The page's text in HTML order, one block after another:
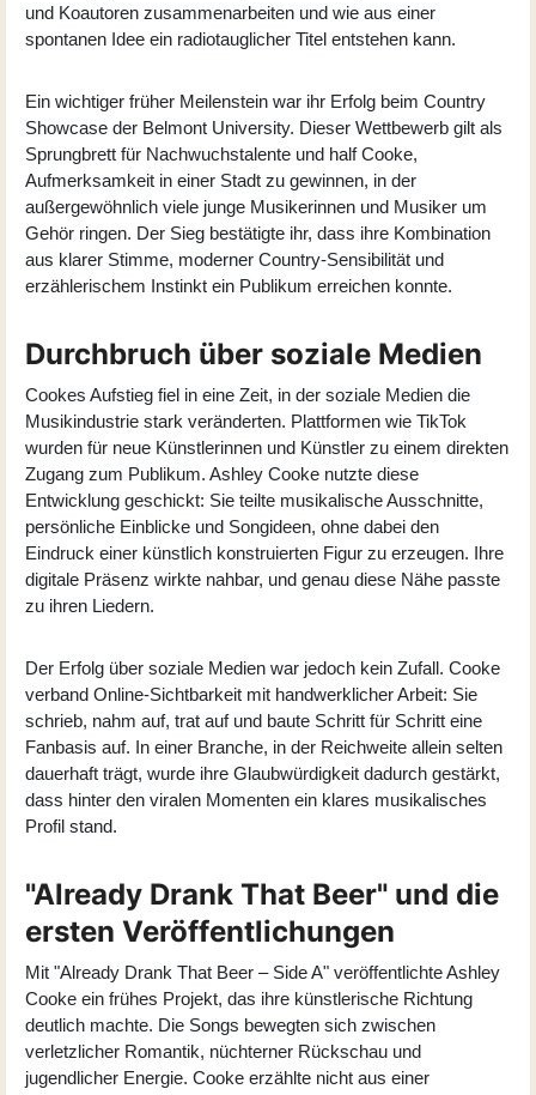
und Koautoren zusammenarbeiten und wie aus einer
spontanen Idee ein radiotauglicher Titel entstehen kann.
Ein wichtiger früher Meilenstein war ihr Erfolg beim Country
Showcase der Belmont University. Dieser Wettbewerb gilt als
Sprungbrett für Nachwuchstalente und half Cooke,
Aufmerksamkeit in einer Stadt zu gewinnen, in der
außergewöhnlich viele junge Musikerinnen und Musiker um
Gehör ringen. Der Sieg bestätigte ihr, dass ihre Kombination
aus klarer Stimme, moderner Country-Sensibilität und
erzählerischem Instinkt ein Publikum erreichen konnte.
Durchbruch über soziale Medien
Cookes Aufstieg fiel in eine Zeit, in der soziale Medien die
Musikindustrie stark veränderten. Plattformen wie TikTok
wurden für neue Künstlerinnen und Künstler zu einem direkten
Zugang zum Publikum. Ashley Cooke nutzte diese
Entwicklung geschickt: Sie teilte musikalische Ausschnitte,
persönliche Einblicke und Songideen, ohne dabei den
Eindruck einer künstlich konstruierten Figur zu erzeugen. Ihre
digitale Präsenz wirkte nahbar, und genau diese Nähe passte
zu ihren Liedern.
Der Erfolg über soziale Medien war jedoch kein Zufall. Cooke
verband Online-Sichtbarkeit mit handwerklicher Arbeit: Sie
schrieb, nahm auf, trat auf und baute Schritt für Schritt eine
Fanbasis auf. In einer Branche, in der Reichweite allein selten
dauerhaft trägt, wurde ihre Glaubwürdigkeit dadurch gestärkt,
dass hinter den viralen Momenten ein klares musikalisches
Profil stand.
"Already Drank That Beer" und die
ersten Veröffentlichungen
Mit "Already Drank That Beer – Side A" veröffentlichte Ashley
Cooke ein frühes Projekt, das ihre künstlerische Richtung
deutlich machte. Die Songs bewegten sich zwischen
verletzlicher Romantik, nüchterner Rückschau und
jugendlicher Energie. Cooke erzählte nicht aus einer